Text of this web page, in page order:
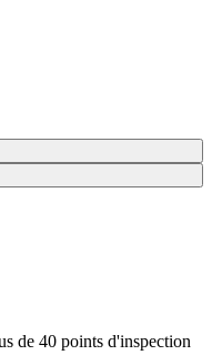
de 40 points d'inspection